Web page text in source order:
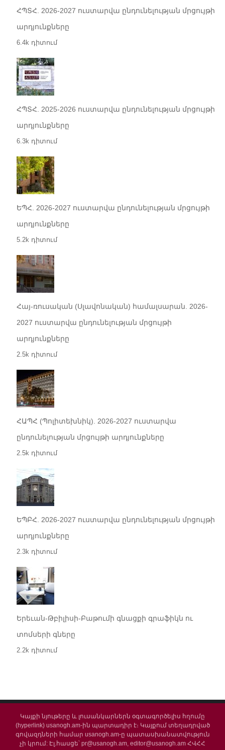
ՀՊՏՀ. 2026-2027 ուստարվա ընդունելության մրցույթի
արդյունքները
6.4k դիտում
ՀՊՏՀ. 2025-2026 ուստարվա ընդունելության մրցույթի
արդյունքները
6.3k դիտում
ԵՊՀ. 2026-2027 ուստարվա ընդունելության մրցույթի
արդյունքները
5.2k դիտում
Հայ-ռուսական (Սլավոնական) համալսարան. 2026-
2027 ուստարվա ընդունելության մրցույթի
արդյունքները
2.5k դիտում
ՀԱՊՀ (Պոլիտեխնիկ). 2026-2027 ուստարվա
ընդունելության մրցույթի արդյունքները
2.5k դիտում
ԵՊԲՀ. 2026-2027 ուստարվա ընդունելության մրցույթի
արդյունքները
2.3k դիտում
Երեւան-Թբիլիսի-Բաթումի գնացքի գրաֆիկն ու
տոմսերի գները
2.2k դիտում
Կայքի նյութերը և լուսանկարներն օգտագործելիս հղումը
(hyperlink) usanogh.am-ին պարտադիր է։ Կայքում տեղադրված
գովազդների համար usanogh.am-ը պատասխանատվություն
չի կրում: Էլ.հասցե՝ pr@usanogh.am, editor@usanogh.am ՀՎՀՀ